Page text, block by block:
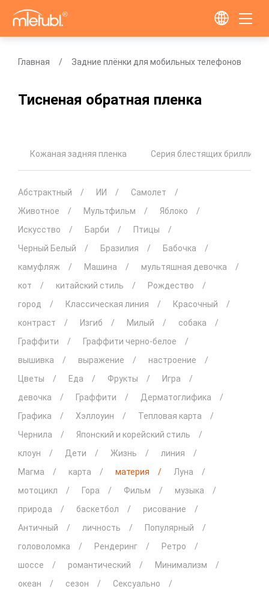
Главная Задние плёнки для мобильных телефонов
Тисненая обратная пленка
Кожаная задняя пленка Серия блестящих
Абстрактный ИИ
Самолет
Животное
Мультфильм
Яблоко
Искусство
Барби
Птицы
Черный Белый
Бразилия
Бабочка
камуфляж
Машина
мультяшная девочка
кот
китайский стиль
Рождество
город
Классическая линия
Красочный
контраст
Изгиб Милый
собака
Граффити
Граффити черно-белое
вышивка
выражение
настроение
Цветы
Еда Фрукты
Игра
девочка
Граффити
Дерматоглифика
Графика
Хэллоуин
Тепловая карта
Чернила
Японский и корейский стиль
клоун
Дети Жизнь
линия
Магма
карта материя
Луна
мотоцикл
Гора Фильм
музыка
природа
баскетбол
рисование
Античный
личность
Популярный
головоломка
Рендеринг
Ретро
шоссе
романтический
Минимализм
океан
сезон
Сексуально